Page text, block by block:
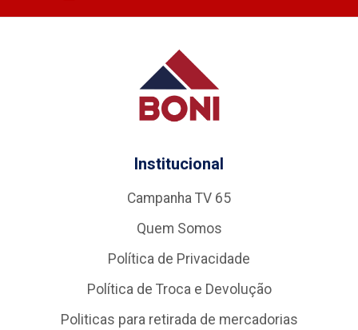
Institucional
Campanha TV 65
Quem Somos
Política de Privacidade
Política de Troca e Devolução
Politicas para retirada de mercadorias